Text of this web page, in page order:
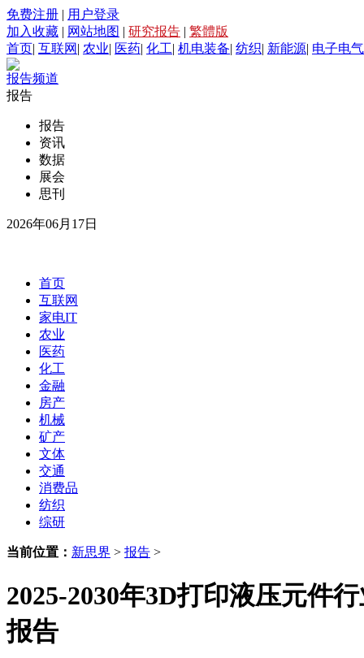
免费注册 | 用户登录
加入收藏 | 网站地图 | 研究报告 | 繁體版
首页| 互联网 | 农业| 医药| 化工| 机电装备| 纺织| 新能源| 电子电气
报告频道
报告
报告
资讯
数据
展会
思刊
2026年06月17日
首页
互联网
家电IT
农业
医药
化工
金融
房产
机械
矿产
文体
交通
消费品
纺织
综研
当前位置： 新思界 > 报告 >
2025-2030年3D打印液压元件
报告